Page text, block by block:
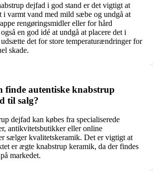
dejfad i god stand er det vigtigt at
i varmt vand med mild sæbe og undgå at
rengøringsmidler eller for hård
en god idé at undgå at placere det i
det for store temperaturændringer for
skade.
finde autentiske knabstrup
til salg?
dejfad kan købes fra specialiserede
antikvitetsbutikker eller online
sælger kvalitetskeramik. Det er vigtigt at
er ægte knabstrup keramik, da der findes
markedet.